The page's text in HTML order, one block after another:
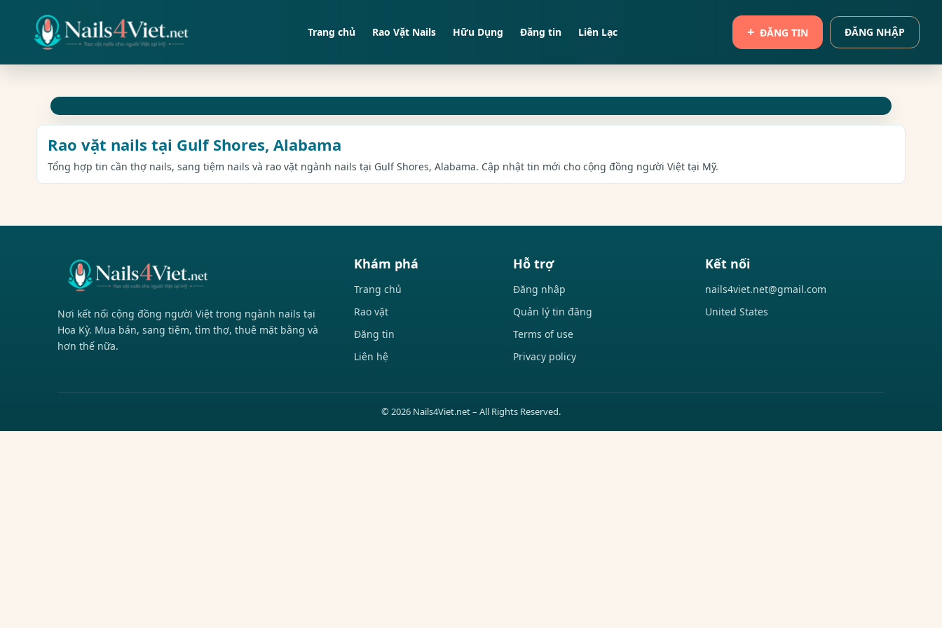
Trang chủ Rao Vặt Nails Hữu Dụng Đăng tin Liên Lạc ĐĂNG TIN ĐĂNG NHẬP
Rao vặt nails tại Gulf Shores, Alabama
Tổng hợp tin cần thợ nails, sang tiệm nails và rao vặt ngành nails tại Gulf Shores, Alabama. Cập nhật tin mới cho cộng đồng người Việt tại Mỹ.
Nơi kết nối cộng đồng người Việt trong ngành nails tại
Hoa Kỳ. Mua bán, sang tiệm, tìm thợ, thuê mặt bằng và
hơn thế nữa.
Khám phá
Trang chủ
Rao vặt
Đăng tin
Liên hệ
Hỗ trợ
Đăng nhập
Quản lý tin đăng
Terms of use
Privacy policy
Kết nối
nails4viet.net@gmail.com
United States
© 2026 Nails4Viet.net – All Rights Reserved.